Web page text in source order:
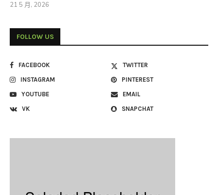
21 5 月, 2026
FOLLOW US
FACEBOOK
TWITTER
INSTAGRAM
PINTEREST
YOUTUBE
EMAIL
VK
SNAPCHAT